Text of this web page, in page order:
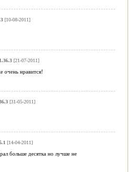
[10-08-2011]
[21-07-2011]
очень нравится!
[31-05-2011]
[14-04-2011]
больше десятка но лучше не